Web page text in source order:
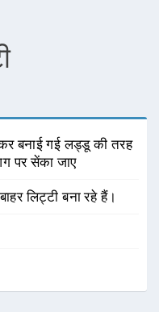
बनाई गई लड्डू की तरह
पर सेंका जाए
लिट्टी बना रहे हैं।